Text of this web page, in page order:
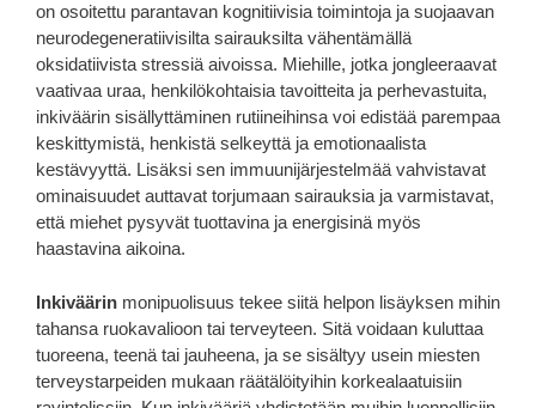
on osoitettu parantavan kognitiivisia toimintoja ja suojaavan
neurodegeneratiivisilta sairauksilta vähentämällä
oksidatiivista stressiä aivoissa. Miehille, jotka jongleeraavat
vaativaa uraa, henkilökohtaisia ​​tavoitteita ja perhevastuita,
inkiväärin sisällyttäminen rutiineihinsa voi edistää parempaa
keskittymistä, henkistä selkeyttä ja emotionaalista
kestävyyttä. Lisäksi sen immuunijärjestelmää vahvistavat
ominaisuudet auttavat torjumaan sairauksia ja varmistavat,
että miehet pysyvät tuottavina ja energisinä myös
haastavina aikoina.
Inkiväärin monipuolisuus tekee siitä helpon lisäyksen mihin
tahansa ruokavalioon tai terveyteen. Sitä voidaan kuluttaa
tuoreena, teenä tai jauheena, ja se sisältyy usein miesten
terveystarpeiden mukaan räätälöityihin korkealaatuisiin